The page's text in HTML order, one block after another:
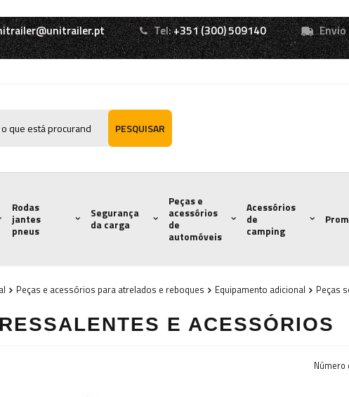
Tel:+351 (300) 509140 Envio
PESQUISAR
Rodas
jantes
pneus
Segurança
da carga
Peças e
acessórios
de
automóveis
Acessórios
de
camping
Peças e acessórios para atrelados e reboques Equipamento adicional Peças
E ACESSÓRIOS
Número